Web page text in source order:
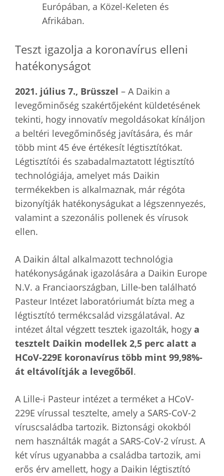
Európában, a Közel-Keleten és
Afrikában.
Teszt igazolja a koronavírus elleni
hatékonyságot
2021. július 7., Brüsszel – A Daikin a
levegőminőség szakértőjeként küldetésének
tekinti, hogy innovatív megoldásokat kínáljon
a beltéri levegőminőség javítására, és már
több mint 45 éve értékesít légtisztítókat.
Légtisztítói és szabadalmaztatott légtisztító
technológiája, amelyet más Daikin
termékekben is alkalmaznak, már régóta
bizonyítják hatékonyságukat a légszennyezés,
valamint a szezonális pollenek és vírusok
ellen.
A Daikin által alkalmazott technológia
hatékonyságának igazolására a Daikin Europe
N.V. a Franciaországban, Lille-ben található
Pasteur Intézet laboratóriumát bízta meg a
légtisztító termékcsalád vizsgálatával. Az
intézet által végzett tesztek igazolták, hogy a
tesztelt Daikin modellek 2,5 perc alatt a
HCoV-229E koronavírus több mint 99,98%-
át eltávolítják a levegőből.
A Lille-i Pasteur intézet a terméket a HCoV-
229E vírussal tesztelte, amely a SARS-CoV-2
víruscsaládba tartozik. Biztonsági okokból
nem használták magát a SARS-CoV-2 vírust. A
két vírus ugyanabba a családba tartozik, ami
erős érv amellett, hogy a Daikin légtisztító